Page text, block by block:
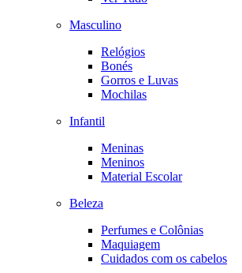
Masculino
Relógios
Bonés
Gorros e Luvas
Mochilas
Infantil
Meninas
Meninos
Material Escolar
Beleza
Perfumes e Colônias
Maquiagem
Cuidados com os cabelos